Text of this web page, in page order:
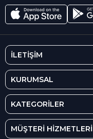
İLETİŞİM
KURUMSAL
KATEGORİLER
MÜŞTERİ HİZMETLERİ